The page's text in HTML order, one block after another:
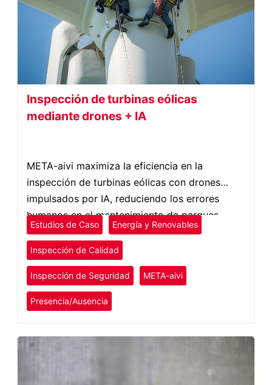
Inspección de turbinas eólicas
mediante drones + IA
META-aivi maximiza la eficiencia en la
inspección de turbinas eólicas con drones
impulsados por IA, reduciendo los errores
humanos en el mantenimiento de parques
eólicos terrestres y marítimos.
Estudios de Caso Energía y Renovables
Inspección de Calidad
Inspección de Seguridad META-aivi
Presencia/Ausencia